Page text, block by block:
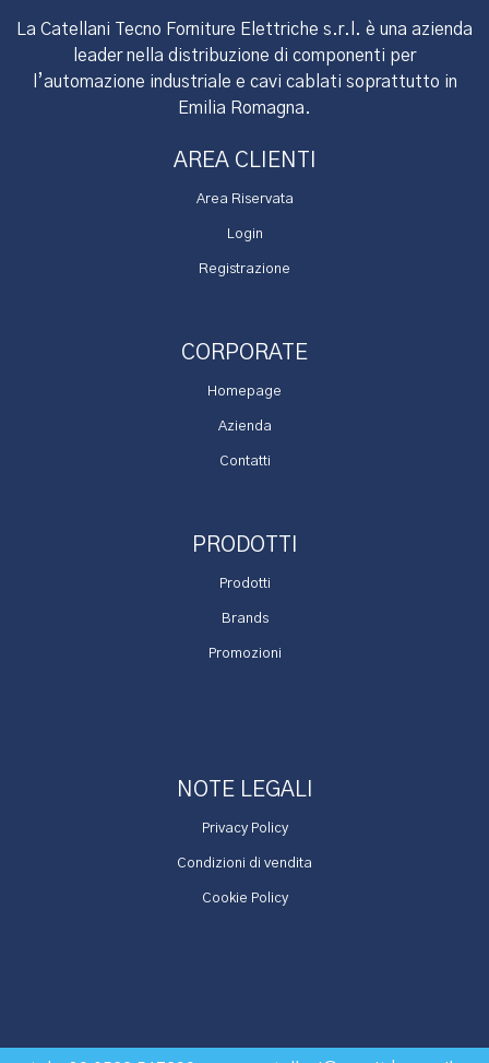
La Catellani Tecno Forniture Elettriche s.r.l. è una azienda
leader nella distribuzione di componenti per
l’automazione industriale e cavi cablati soprattutto in
Emilia Romagna.
AREA CLIENTI
Area Riservata
Login
Registrazione
CORPORATE
Homepage
Azienda
Contatti
PRODOTTI
Prodotti
Brands
Promozioni
NOTE LEGALI
Privacy Policy
Condizioni di vendita
Cookie Policy